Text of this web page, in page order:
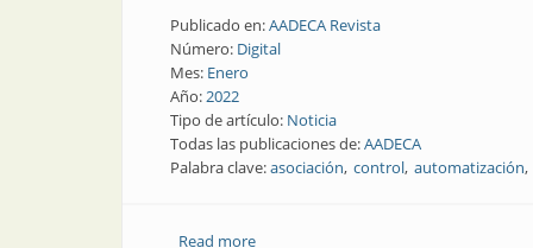
Publicado en:AADECA Revista
Número: Digital
Mes: Enero
Año:2022
Tipo de artículo: Noticia
Todas las publicaciones de:AADECA
Palabra clave:asociación control automatización
Read moreabout AADECA en 2021